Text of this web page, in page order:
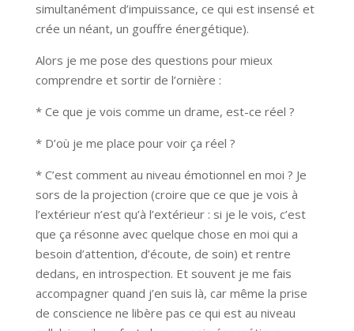
simultanément d’impuissance, ce qui est insensé et
crée un néant, un gouffre énergétique).
Alors je me pose des questions pour mieux
comprendre et sortir de l’ornière :
* Ce que je vois comme un drame, est-ce réel ?
* D’où je me place pour voir ça réel ?
* C’est comment au niveau émotionnel en moi ? Je
sors de la projection (croire que ce que je vois à
l’extérieur n’est qu’à l’extérieur : si je le vois, c’est
que ça résonne avec quelque chose en moi qui a
besoin d’attention, d’écoute, de soin) et rentre
dedans, en introspection. Et souvent je me fais
accompagner quand j’en suis là, car même la prise
de conscience ne libère pas ce qui est au niveau